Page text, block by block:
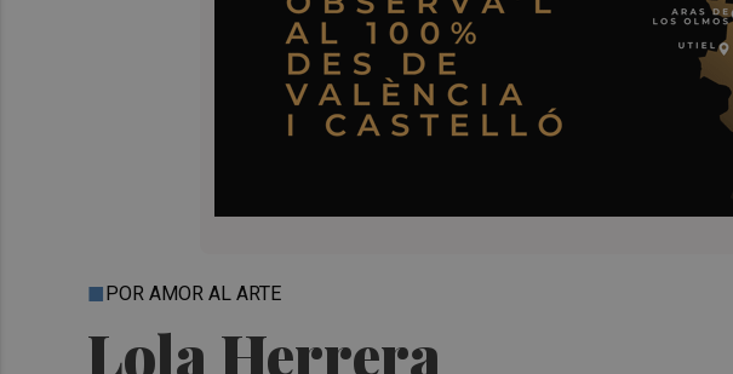
Lola Herrera
POR AMOR AL ARTE